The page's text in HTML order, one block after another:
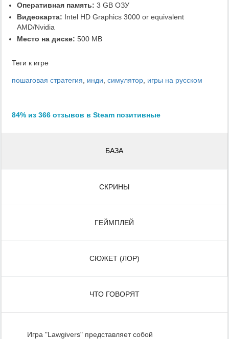
Оперативная память: 3 GB ОЗУ
Видеокарта: Intel HD Graphics 3000 or equivalent
AMD/Nvidia
Место на диске: 500 MB
Теги к игре
пошаговая стратегия инди симулятор игры на русском
84% из 366 отзывов в Steam позитивные
БАЗА
СКРИНЫ
ГЕЙМПЛЕЙ
СЮЖЕТ (ЛОР)
ЧТО ГОВОРЯТ
Игра "Lawgivers" представляет собой